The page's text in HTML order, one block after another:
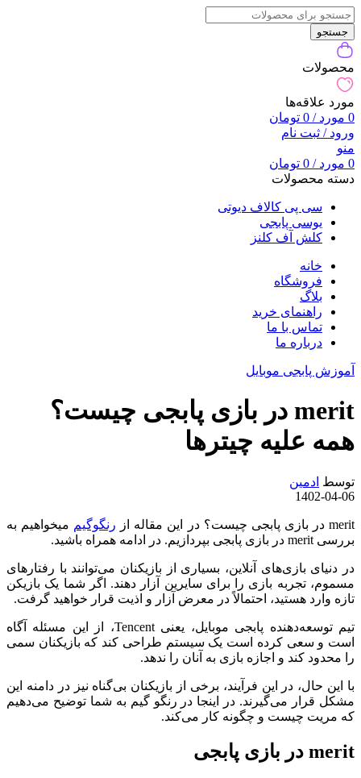
جستجو
محصولات
مورد علاقه‌ها
0 مورد/
0 تومان
ورود / ثبت نام
منو
0 مورد/
0 تومان
دسته محصولات
سی پی کالاف دیوتی
یوسی پابجی
کلش آف کلنز
خانه
فروشگاه
بلاگ
راهنمای خرید
تماس با ما
درباره ما
آموزش پابجی موبایل
merit در بازی پابجی چیست؟
همه علیه چیترها
توسط ادمین
1402-04-06
merit در بازی پابجی چیست؟ در این مقاله از رنگوگیم میخواهیم به
بررسی merit در بازی پابجی بپردازیم. در ادامه همراه باشید.
در دنیای بازی‌های آنلاین، بسیاری از بازیکنان می‌توانند با رفتارهای
مسموم، تجربه بازی را برای سایرین آزار دهند. اگر شما یک بازیکن
تازه وارد هستید، احتمالاً در معرض آزار و اذیت قرار خواهید گرفت.
تیم توسعه‌دهنده پابجی موبایل، یعنی Tencent، از این مسئله آگاه
است و سعی کرده است یک سیستم طراحی کند که بازیکنان سمی
را محدود کند و اجازه بازی به آنان را ندهد.
با این حال، در این فرآیند، برخی از بازیکنان بی‌گناه نیز در دامنه این
مشکل قرار می‌گیرند. در اینجا در رنگو گیم به شما توضیح می‌دهیم
که مریت چیست و چگونه کار می‌کند.
merit در بازی پابجی